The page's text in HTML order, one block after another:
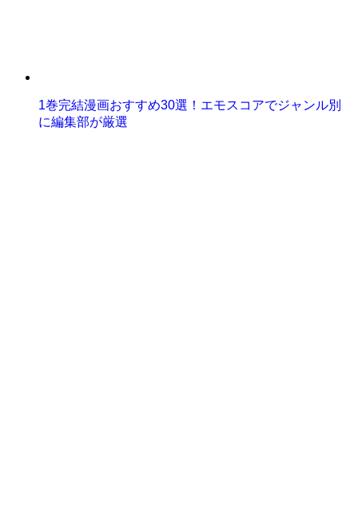
1巻完結漫画おすすめ30選！エモスコアでジャンル別
に編集部が厳選